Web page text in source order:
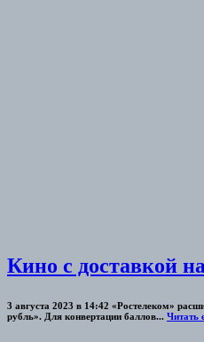
Кино с доставкой
3 августа 2023 в 14:42 «Ростелеком»
рубль». Для конвертации баллов... Читать